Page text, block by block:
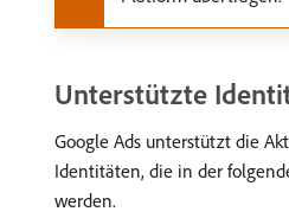
Unterstützte
Google Ads unterstützt die
Identitäten, die in der
werden.